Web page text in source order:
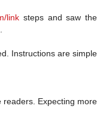
link steps and saw the
Instructions are simple
Expecting more